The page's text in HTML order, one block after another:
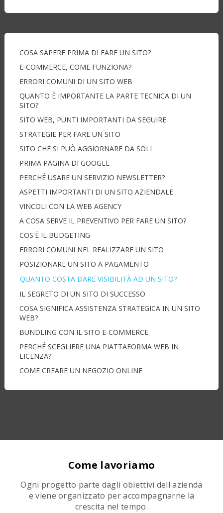
COSA SAPERE PRIMA DI FARE UN SITO?
E-COMMERCE, COME FUNZIONA?
ERRORI COMUNI DI UN SITO WEB
QUANTO È IMPORTANTE LA PARTE TECNICA DI UN
SITO?
SITO WEB, PUNTI IMPORTANTI DA SEGUIRE
STRATEGIE PER FARE UN SITO
SITO CHE SI PUÒ AGGIORNARE DA SOLI
PRIMA PAGINA DI GOOGLE
PERCHÉ USARE UN SERVIZIO NEWSLETTER?
ASPETTI IMPORTANTI DI UN SITO AZIENDALE
VINCOLI CON LA WEB AGENCY
A COSA SERVE IL PREVENTIVO PER FARE UN SITO?
COS'È IL BUDGETING
ERRORI COMUNI NEL REALIZZARE UN SITO
POSIZIONARE UN SITO A PAGAMENTO
QUANTO COSTA DARE VISIBILITÀ AD UN SITO?
IL SEGRETO DI UN SITO DI SUCCESSO
COSA SIGNIFICA ASSISTENZA STRATEGICA IN UN SITO
WEB?
BUNDLING CON IL SITO E-COMMERCE
PERCHÉ SCEGLIERE UNA PIATTAFORMA WEB IN
LICENZA?
COME CREARE UN NEGOZIO ONLINE
Come lavoriamo
Ogni progetto parte dagli obiettivi dell'azienda
e viene organizzato per accompagnarne la
crescita nel tempo.